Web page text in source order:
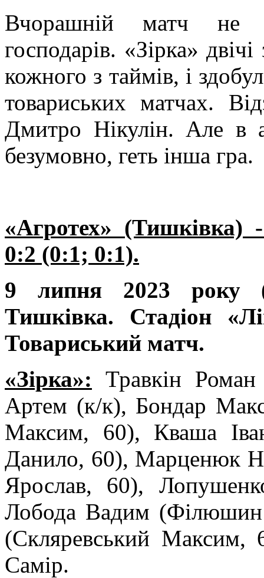
Вчорашній матч не
господарів. «Зірка»
кожного з таймів, і
товариських матчах.
Дмитро Нікулін. Але в
безумовно, геть інша гра.
«Агротех» (Тишківка)
0:2 (0:1; 0:1).
9 липня 2023 року
Тишківка. Стадіон
Товариський матч.
«Зірка»: Травкін
Артем (к/к), Бондар
Максим, 60), Кваша
Данило, 60), Марценюк
Ярослав, 60),
Лобода Вадим (Філюшин
(Скляревський Максим,
Самір.